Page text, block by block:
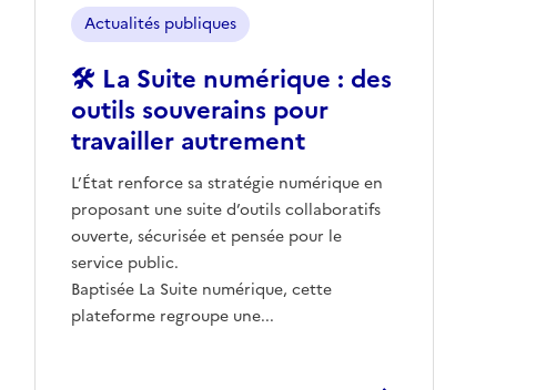
🛠️ La Suite numérique : des
outils souverains pour
travailler autrement
L’État renforce sa stratégie numérique en
proposant une suite d’outils collaboratifs
ouverte, sécurisée et pensée pour le
service public.
Baptisée La Suite numérique, cette
plateforme regroupe une...
Actualités publiques